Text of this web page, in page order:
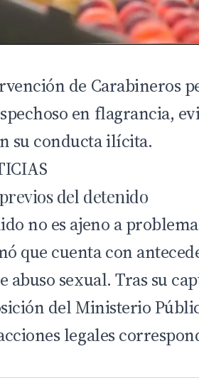
de Carabineros
en flagrancia,
su conducta ilícita.
del detenido
no es ajeno a
que cuenta con
abuso sexual. Tras su
del Ministerio
legales